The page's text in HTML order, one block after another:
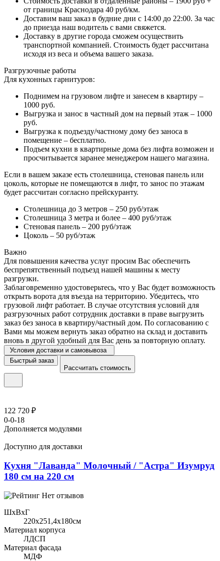
от границы Краснодара 40 руб/км.
Доставим ваш заказ в будние дни с 14:00 до 22:00. За час
до приезда наш водитель с вами свяжется.
Доставку в другие города сможем осуществить
транспортной компанией. Стоимость будет рассчитана
исходя из веса и объема вашего заказа.
Разгрузочные работы
Для кухонных гарнитуров:
Поднимем на грузовом лифте и занесем в квартиру –
1000 руб.
Выгрузка и занос в частный дом на первый этаж – 1000
руб.
Выгрузка к подъезду/частному дому без заноса в
помещение – бесплатно.
Подъем кухни в квартирные дома без лифта возможен и
просчитывается заранее менеджером нашего магазина.
Если в вашем заказе есть столешница, стеновая панель или
цоколь, которые не помещаются в лифт, то занос по этажам
будет рассчитан согласно прейскуранту.
Столешница до 3 метров – 250 руб/этаж
Столешница 3 метра и более – 400 руб/этаж
Стеновая панель – 200 руб/этаж
Цоколь – 50 руб/этаж
Важно
Для повышения качества услуг просим Вас обеспечить
беспрепятственный подъезд нашей машины к месту
разгрузки.
Заблаговременно удостоверьтесь, что у Вас будет возможность
открыть ворота для въезда на территорию. Убедитесь, что
грузовой лифт работает. В случае отсутствия условий для
разгрузочных работ сотрудник доставки в праве выгрузить
заказ без заноса в квартиру/частный дом. По согласованию с
Вами мы можем вернуть заказ обратно на склад и доставить
вновь в другой удобный для Вас день за повторную оплату.
Условия доставки и самовывоза
Быстрый заказ
Рассчитать стоимость
122 720 ₽
0-0-18
Дополняется модулями
Доступно для доставки
Кухня "Лаванда" Молочный / "Астра" Изумруд
180 см на 220 см
Нет отзывов
ШхВхГ
220x251,4х180см
Материал корпуса
ЛДСП
Материал фасада
МДФ